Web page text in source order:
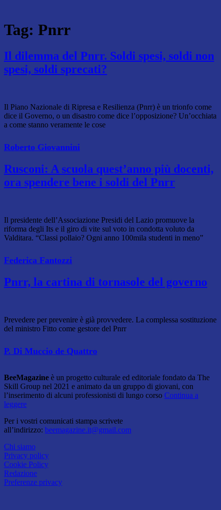
Tag: Pnrr
Il dilemma del Pnrr. Soldi spesi, soldi non
spesi, soldi sprecati?
Il Piano Nazionale di Ripresa e Resilienza (Pnrr) è un trionfo come
dice il Governo, o un disastro come dice l’opposizione? Un’occhiata
a come stanno veramente le cose
Roberto Giovannini
Rusconi: A scuola quest’anno più docenti,
ora spendere bene i soldi del Pnrr
Il presidente dell’Associazione Presidi del Lazio promuove la
riforma degli Its e il giro di vite sul voto in condotta voluto da
Valditara. “Classi pollaio? Ogni anno 100mila studenti in meno”
Federica Fantozzi
Pnrr, la cartina di tornasole del governo
Prevedere per prevenire è già provvedere. La complessa sostituzione
del ministro Fitto come gestore del Pnrr
P. Di Muccio de Quattro
BeeMagazine è un progetto culturale ed editoriale fondato da The
Skill Group nel 2021 e animato da un gruppo di giovani, con
l’inserimento di alcuni professionisti di lungo corso Continua a
leggere
Per i vostri comunicati stampa scrivete
all’indirizzo: beemagazine.it@gmail.com
Chi siamo
Privacy policy
Cookie Policy
Redazione
Preferenze privacy